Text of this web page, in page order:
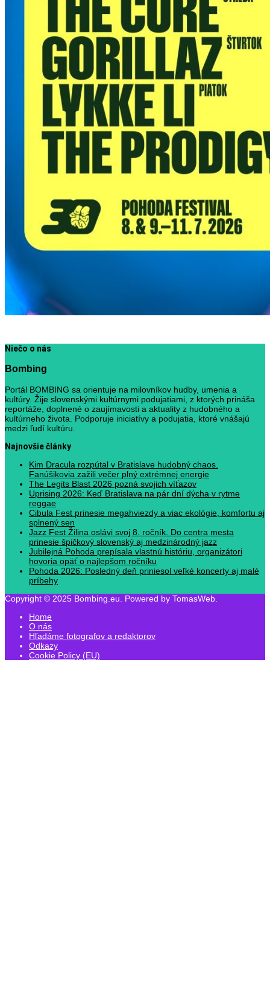
Niečo o nás
Bombing
Portál BOMBING sa orientuje na milovníkov hudby, umenia a
kultúry. Žije slovenskými kultúrnymi podujatiami, z ktorých prináša
reportáže, doplnené o zaujímavosti a aktuality z hudobného a
kultúrneho života. Podporuje iniciatívy a podujatia, ktoré vnášajú
medzi ľudí kultúru.
Najnovšie články
Kim Dracula rozpútal v Bratislave hudobný chaos.
Fanúšikovia zažili večer plný extrémnej energie
The Legits Blast 2026 pozná svojich víťazov
Uprising 2026: Keď Bratislava na pár dní dýcha v rytme
reggae
Cibula Fest prinesie megahviezdy a viac ekológie, komfortu aj
splnený sen
Jazz Fest Žilina oslávi svoj 8. ročník. Do centra mesta
prinesie špičkový slovenský aj medzinárodný jazz
Jubilejná Pohoda prepísala vlastnú históriu, organizátori
hovoria opäť o najlepšom ročníku
Pohoda 2026: Posledný deň priniesol veľké koncerty aj malé
príbehy
Copyright © 2025 Bombing.eu. Powered by TomasWeb.
Home
O nás
Hľadáme fotografov a redaktorov
Odkazy
Cookie Policy (EU)